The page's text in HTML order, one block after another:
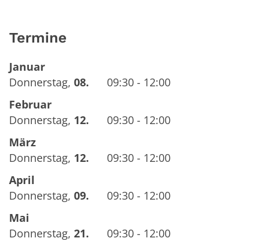
Termine
Januar
Donnerstag, 08.
09:30 - 12:00
Februar
Donnerstag, 12.
09:30 - 12:00
März
Donnerstag, 12.
09:30 - 12:00
April
Donnerstag, 09.
09:30 - 12:00
Mai
Donnerstag, 21.
09:30 - 12:00